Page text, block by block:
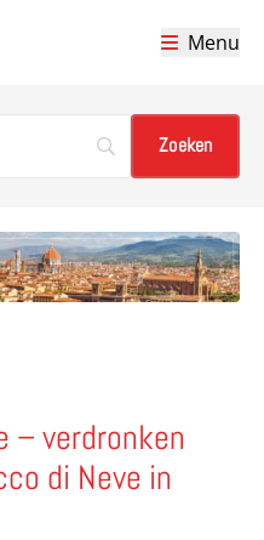
Menu
– verdronken
di Neve in